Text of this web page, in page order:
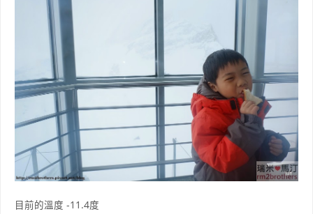
目前的溫度 -11.4度